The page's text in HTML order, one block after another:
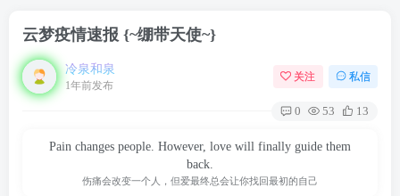
云梦疫情速报 {~绷带天使~}
冷泉和泉
1年前发布
关注 私信
0 53 13
Pain changes people. However, love will finally guide them
back.
伤痛会改变一个人，但爱最终总会让你找回最初的自己